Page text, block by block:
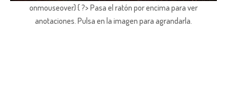
onmouseover) { ?> Pasa el ratón por encima para ver
anotaciones. Pulsa en la imagen para agrandarla.